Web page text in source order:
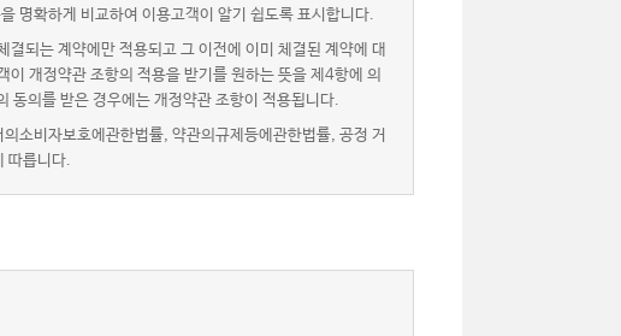
명확하게 비교하여 이용고객이 알기 쉽도록 표시합니다.
되는 계약에만 적용되고 그 이전에 이미 체결된 계약에 대
개정약관 조항의 적용을 받기를 원하는 뜻을 제4항에 의
동의를 받은 경우에는 개정약관 조항이 적용됩니다.
소비자보호에관한법률, 약관의규제등에관한법률, 공정 거
따릅니다.